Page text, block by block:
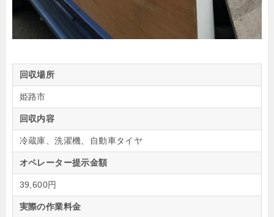
回収場所
姫路市
回収内容
冷蔵庫、洗濯機、自動車タイヤ
オペレーター提示金額
39,600円
実際の作業料金